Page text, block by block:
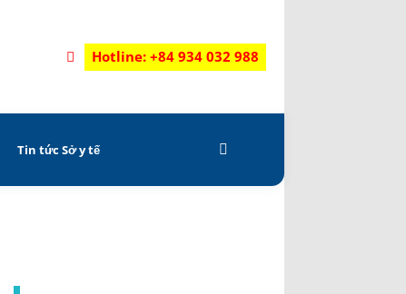
Hotline: +84 934 032 988
Tin tức Sở y tế